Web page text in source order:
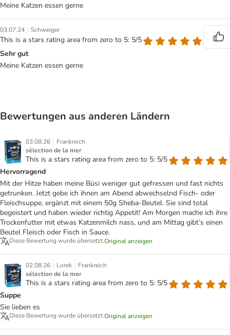
Meine Katzen essen gerne
03.07.24 | Schweiger
This is a stars rating area from zero to 5: 5/5
Sehr gut
Meine Katzen essen gerne
Bewertungen aus anderen Ländern
03.08.26 | Frankreich
sélection de la mer
This is a stars rating area from zero to 5: 5/5
Hervorragend
Mit der Hitze haben meine Büsi weniger gut gefressen und fast nichts
getrunken. Jetzt gebe ich ihnen am Abend abwechselnd Fisch- oder
Fleischsuppe, ergänzt mit einem 50g Sheba-Beutel. Sie sind total
begeistert und haben wieder richtig Appetit! Am Morgen mache ich ihre
Trockenfutter mit etwas Katzenmilch nass, und am Mittag gibt’s einen
Beutel Fleisch oder Fisch in Sauce.
Diese Bewertung wurde übersetzt.Original anzeigen
02.08.26 | Lorek | Frankreich
sélection de la mer
This is a stars rating area from zero to 5: 5/5
Suppe
Sie lieben es
Diese Bewertung wurde übersetzt.Original anzeigen